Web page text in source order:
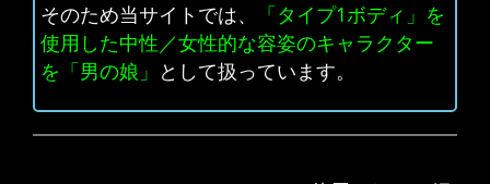
そのため当サイトでは、
「タイプ1ボディ」を
使用した中性／女性的な容姿のキャラクター
を「男の娘」 として扱っています。